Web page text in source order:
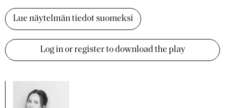
Lue näytelmän tiedot suomeksi
Log in or register to download the play